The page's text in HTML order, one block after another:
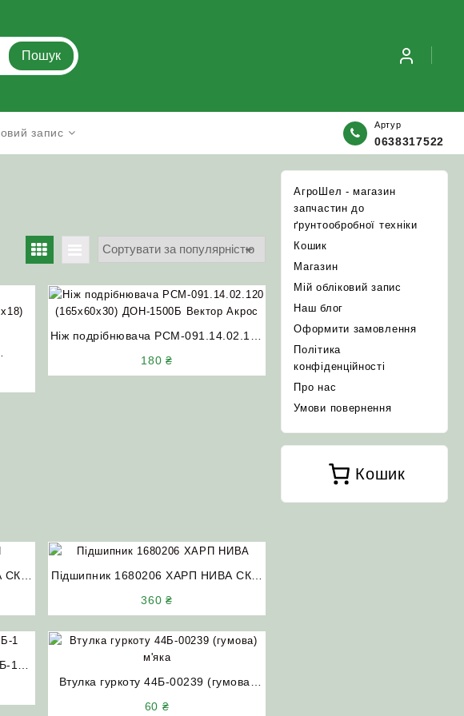
Пошук
запис
Артур
0638317522
Ніж подрібнювача РСМ-091.14.02.120
180₴
5
Підшипник 1680206 ХАРП НИВА СК-5
360₴
1
Втулка гуркоту 44Б-00239 (гумова)
60 ₴
АгроШел - магазин
запчастин до
ґрунтообробної техніки
Кошик
Магазин
Мій обліковий запис
Наш блог
Оформити замовлення
Політика
конфіденційності
Про нас
Умови повернення
Кошик